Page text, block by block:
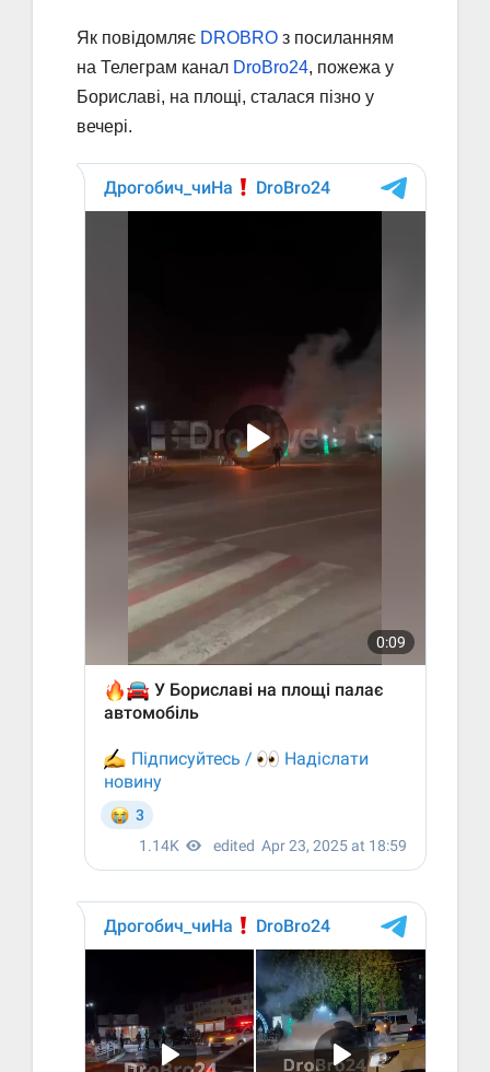
Як повідомляє DROBRO з посиланням
на Телеграм канал DroBro24, пожежа у
Бориславі, на площі, сталася пізно у
вечері.